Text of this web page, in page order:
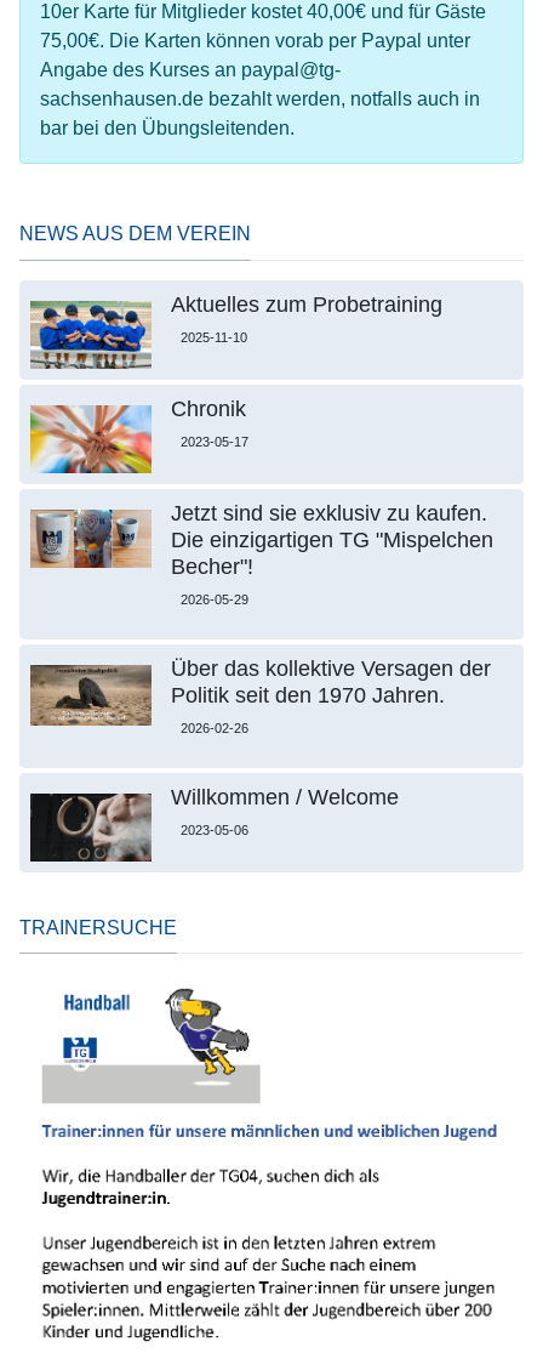
10er Karte für Mitglieder kostet 40,00€ und für Gäste
75,00€. Die Karten können vorab per Paypal unter
Angabe des Kurses an paypal@tg-
sachsenhausen.de bezahlt werden, notfalls auch in
bar bei den Übungsleitenden.
NEWS AUS DEM VEREIN
Aktuelles zum Probetraining
2025-11-10
Chronik
2023-05-17
Jetzt sind sie exklusiv zu kaufen.
Die einzigartigen TG "Mispelchen
Becher"!
2026-05-29
Über das kollektive Versagen der
Politik seit den 1970 Jahren.
2026-02-26
Willkommen / Welcome
2023-05-06
TRAINERSUCHE